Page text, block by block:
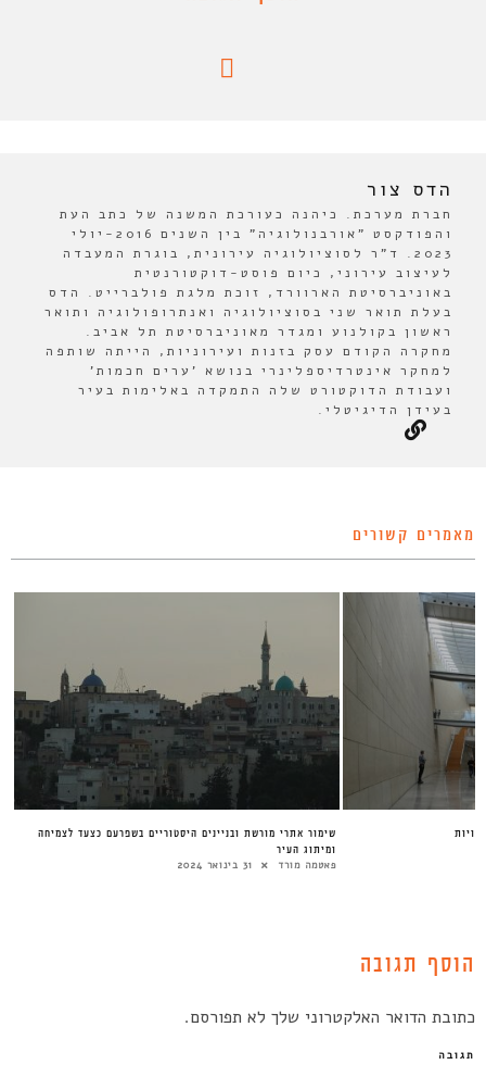
הדס צור
חברת מערכת. כיהנה כעורכת המשנה של כתב העת
והפודקסט "אורבנולוגיה" בין השנים 2016-יולי
2023. ד"ר לסוציולוגיה עירונית, בוגרת המעבדה
לעיצוב עירוני, כיום פוסט-דוקטורנטית
באוניברסיטת הארוורד, זוכת מלגת פולברייט. הדס
בעלת תואר שני בסוציולוגיה ואנתרופולוגיה ותואר
ראשון בקולנוע ומגדר מאוניברסיטת תל אביב.
מחקרה הקודם עסק בזנות ועירוניות, הייתה שותפה
למחקר אינטרדיספלינרי בנושא 'ערים חכמות'
ועבודת הדוקטורט שלה התמקדה באלימות בעיר
בעידן הדיגיטלי.
מאמרים קשורים
שימור אתרי מורשת ובניינים היסטוריים בשפרעם כצעד לצמיחה
ומיתוג העיר
פאטמה מורד 31 בינואר 2024
הוסף תגובה
כתובת הדואר האלקטרוני שלך לא תפורסם.
תגובה